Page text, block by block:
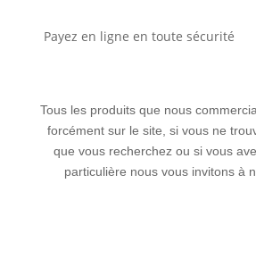
Payez en ligne en toute sécurité
Tous les produits que nous
forcément sur le site, si vous ne
que vous recherchez ou si vous
particulière nous vous invitons à